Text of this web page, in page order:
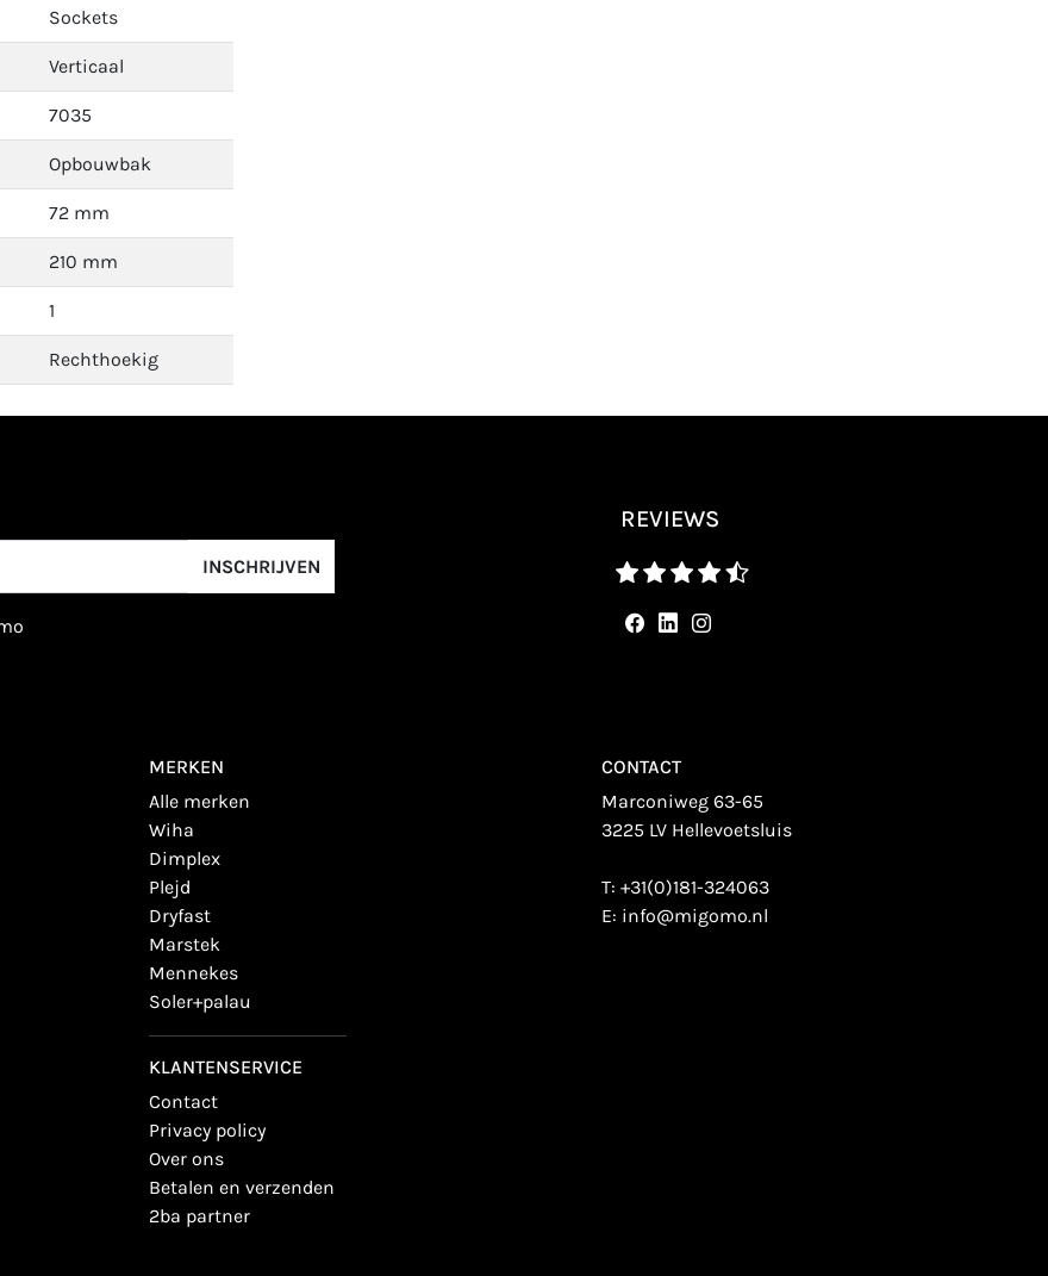
Sockets
Verticaal
7035
Opbouwbak
72 mm
210 mm
1
Rechthoekig
INSCHRIJVEN
REVIEWS
MERKEN
alle merken
wiha
dimplex
plejd
dryfast
marstek
mennekes
soler+palau
KLANTENSERVICE
contact
privacy policy
over ons
betalen en verzenden
2ba partner
CONTACT
Marconiweg 63-65
3225 LV Hellevoetsluis
T:+31(0)181-324063
E: info@migomo.nl